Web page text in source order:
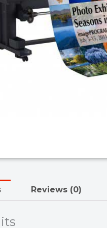
Reviews (0)